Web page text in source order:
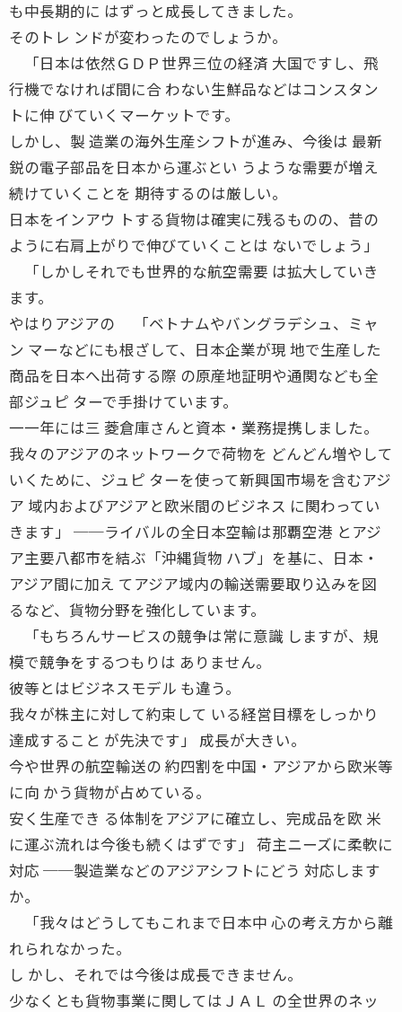
も中長期的に はずっと成長してきました。
そのトレ ンドが変わったのでしょうか。
「日本は依然ＧＤＰ世界三位の経済 大国ですし、飛
行機でなければ間に合 わない生鮮品などはコンスタン
トに伸 びていくマーケットです。
しかし、製 造業の海外生産シフトが進み、今後は 最新
鋭の電子部品を日本から運ぶとい うような需要が増え
続けていくことを 期待するのは厳しい。
日本をインアウ トする貨物は確実に残るものの、昔の
ように右肩上がりで伸びていくことは ないでしょう」
「しかしそれでも世界的な航空需要 は拡大していき
ます。
やはりアジアの 「ベトナムやバングラデシュ、ミャ
ン マーなどにも根ざして、日本企業が現 地で生産した
商品を日本へ出荷する際 の原産地証明や通関なども全
部ジュピ ターで手掛けています。
一一年には三 菱倉庫さんと資本・業務提携しました。
我々のアジアのネットワークで荷物を どんどん増やして
いくために、ジュピ ターを使って新興国市場を含むアジ
ア 域内およびアジアと欧米間のビジネス に関わってい
きます」 ──ライバルの全日本空輸は那覇空港 とアジ
ア主要八都市を結ぶ「沖縄貨物 ハブ」を基に、日本・
アジア間に加え てアジア域内の輸送需要取り込みを図
るなど、貨物分野を強化しています。
「もちろんサービスの競争は常に意識 しますが、規
模で競争をするつもりは ありません。
彼等とはビジネスモデル も違う。
我々が株主に対して約束して いる経営目標をしっかり
達成すること が先決です」 成長が大きい。
今や世界の航空輸送の 約四割を中国・アジアから欧米等
に向 かう貨物が占めている。
安く生産でき る体制をアジアに確立し、完成品を欧 米
に運ぶ流れは今後も続くはずです」 荷主ニーズに柔軟に
対応 ──製造業などのアジアシフトにどう 対応します
か。
「我々はどうしてもこれまで日本中 心の考え方から離
れられなかった。
し かし、それでは今後は成長できません。
少なくとも貨物事業に関してはＪＡＬ の全世界のネッ